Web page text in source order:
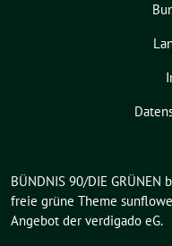
BÜNDNIS 90/DIE GRÜNEN
freie grüne Theme
Angebot der verdigado eG.